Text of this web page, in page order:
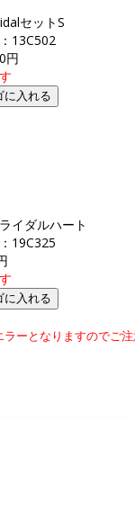
セットS
13C502
円
イダルハート
19C325
ーとなりますのでご注